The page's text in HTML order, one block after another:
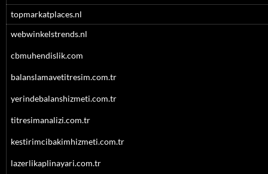
topmarkatplaces.nl
webwinkelstrends.nl
cbmuhendislik.com
balanslamavetitresim.com.tr
yerindebalanshizmeti.com.tr
titresimanalizi.com.tr
kestirimcibakimhizmeti.com.tr
lazerlikaplinayari.com.tr